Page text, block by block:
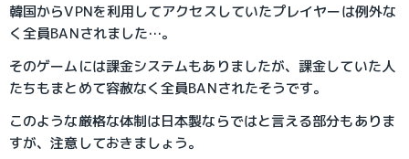
韓国からVPNを利用してアクセスしていたプレイヤーは例外な
く全員BANされました…。
そのゲームには課金システムもありましたが、課金していた人
たちもまとめて容赦なく全員BANされたそうです。
このような厳格な体制は日本製ならではと言える部分もありま
すが、注意しておきましょう。